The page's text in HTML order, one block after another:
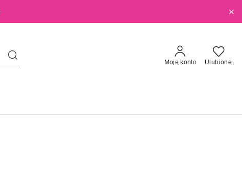
Moje konto Ulubione